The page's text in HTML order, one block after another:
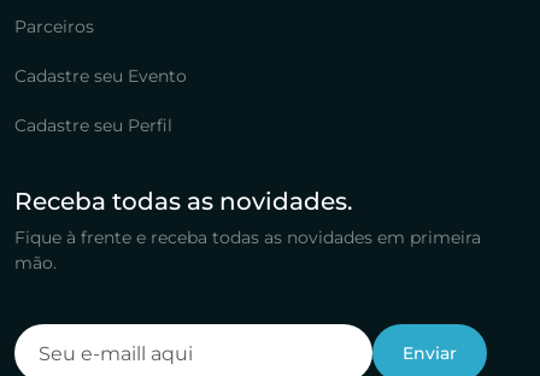
Parceiros
Cadastre seu Evento
Cadastre seu Perfil
Receba todas as novidades.
Fique à frente e receba todas as novidades em primeira
mão.